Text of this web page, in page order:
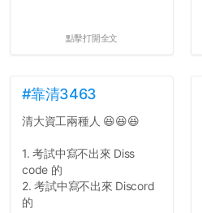
點擊打開全文
#靠清3463
清大資工兩種人 😆😆😆
1. 考試中寫不出來 Diss
code 的
2. 考試中寫不出來 Discord
的